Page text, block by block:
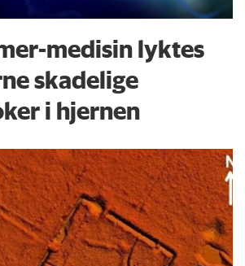
medisin lyktes
skadelige
i hjernen